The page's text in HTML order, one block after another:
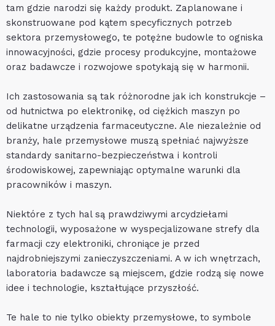
tam gdzie narodzi się każdy produkt. Zaplanowane i
skonstruowane pod kątem specyficznych potrzeb
sektora przemysłowego, te potężne budowle to ogniska
innowacyjności, gdzie procesy produkcyjne, montażowe
oraz badawcze i rozwojowe spotykają się w harmonii.
Ich zastosowania są tak różnorodne jak ich konstrukcje –
od hutnictwa po elektronikę, od ciężkich maszyn po
delikatne urządzenia farmaceutyczne. Ale niezależnie od
branży, hale przemysłowe muszą spełniać najwyższe
standardy sanitarno-bezpieczeństwa i kontroli
środowiskowej, zapewniając optymalne warunki dla
pracowników i maszyn.
Niektóre z tych hal są prawdziwymi arcydziełami
technologii, wyposażone w wyspecjalizowane strefy dla
farmacji czy elektroniki, chroniące je przed
najdrobniejszymi zanieczyszczeniami. A w ich wnętrzach,
laboratoria badawcze są miejscem, gdzie rodzą się nowe
idee i technologie, kształtujące przyszłość.
Te hale to nie tylko obiekty przemysłowe, to symbole